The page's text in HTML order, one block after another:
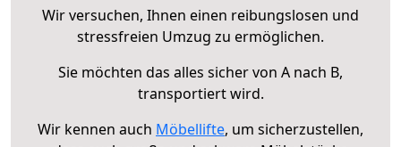
Wir versuchen, Ihnen einen reibungslosen und
stressfreien Umzug zu ermöglichen.
Sie möchten das alles sicher von A nach B,
transportiert wird.
Wir kennen auch Möbellifte, um sicherzustellen,